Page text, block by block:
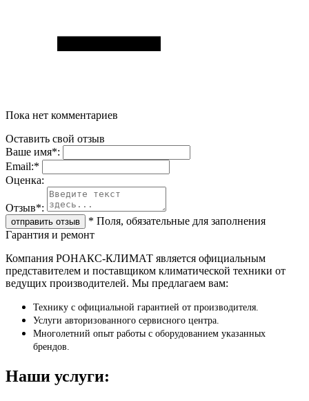
Пока нет комментариев
Оставить свой отзыв
Ваше имя*:
Email:*
Oценка:
Отзыв*:
* Поля, обязательные для заполнения
Гарантия и ремонт
Компания РОНАКС-КЛИМАТ является официальным
представителем и поставщиком климатической техники от
ведущих производителей. Мы предлагаем вам:
Технику с официальной гарантией от производителя.
Услуги авторизованного сервисного центра.
Многолетний опыт работы с оборудованием указанных
брендов.
Наши услуги: